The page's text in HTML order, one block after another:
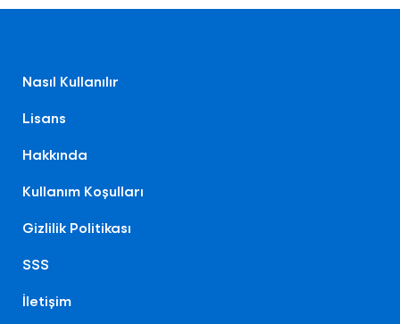
Nasıl Kullanılır
Lisans
Hakkında
Kullanım Koşulları
Gizlilik Politikası
SSS
İletişim